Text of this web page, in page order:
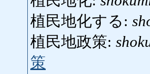
植民地化する:
植民地政策:
策